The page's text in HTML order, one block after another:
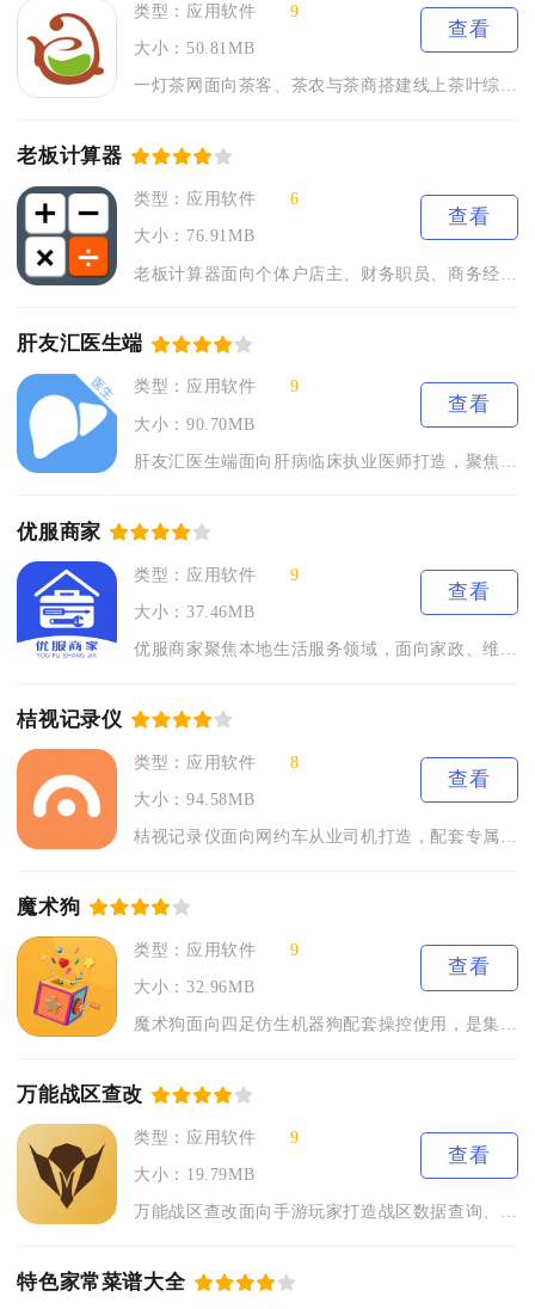
类型：应用软件
9
大小：50.81MB
查看
一灯茶网面向茶客、茶农与茶商搭建线上茶叶综合服务平台，覆盖茶...
老板计算器
类型：应用软件
6
大小：76.91MB
查看
肝友汇医生端
类型：应用软件
9
大小：90.70MB
查看
优服商家
类型：应用软件
9
大小：37.46MB
查看
桔视记录仪
类型：应用软件
8
大小：94.58MB
查看
魔术狗
类型：应用软件
9
大小：32.96MB
查看
万能战区查改
类型：应用软件
9
大小：19.79MB
查看
万能战区查改面向手游玩家打造战区数据查询、定位切换一体化辅助...
特色家常菜谱大全